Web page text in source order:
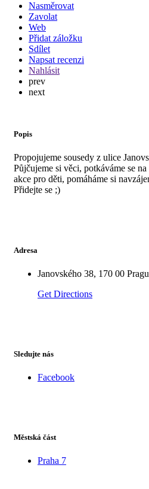
Nasměrovat
Zavolat
Web
Přidat záložku
Sdílet
Napsat recenzi
Nahlásit
prev
next
Popis
Propojujeme sousedy z ulice
Půjčujeme si věci, potkáváme se
akce pro děti, pomáháme si
Přidejte se ;)
Adresa
Janovského 38, 170 00
Get Directions
Sledujte nás
Facebook
Městská část
Praha 7